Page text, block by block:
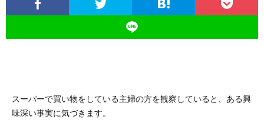
スーパーで買い物をしている主婦の方を観察していると、ある興
味深い事実に気づきます。